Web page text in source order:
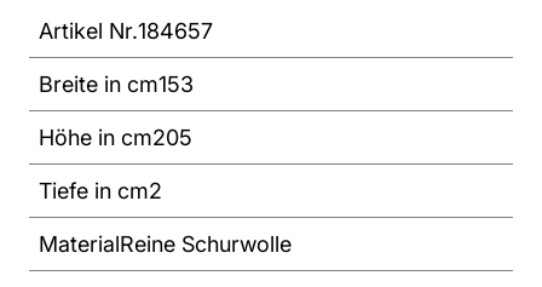
Artikel Nr.184657
Breite in cm153
Höhe in cm205
Tiefe in cm2
MaterialReine Schurwolle